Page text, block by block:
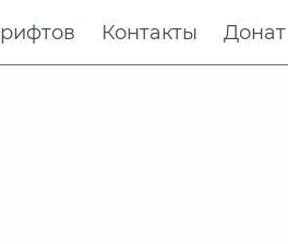
Контакты Донат